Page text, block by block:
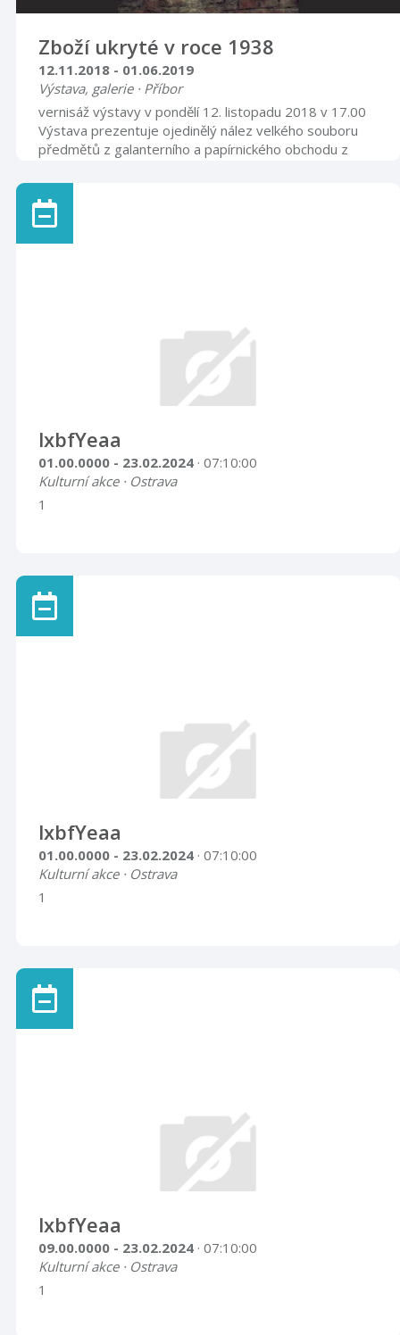
Zboží ukryté v roce 1938
12.11.2018 - 01.06.2019
Výstava, galerie · Příbor
vernisáž výstavy v pondělí 12. listopadu 2018 v 17.00
Výstava prezentuje ojedinělý nález velkého souboru
předmětů z galanterního a papírnického obchodu z
sklepě domu č. 16 v Příboře. Majitelé obchodu se
snažili tímto způsobem uchránit svůj majetek před
nacisty, následně po osvobození pak před
znárodněním. V roce 2014 se tyto předměty dostaly
lxbfYeaa
01.00.0000 - 23.02.2024 · 07:10:00
Kulturní akce · Ostrava
1
lxbfYeaa
01.00.0000 - 23.02.2024 · 07:10:00
Kulturní akce · Ostrava
1
lxbfYeaa
09.00.0000 - 23.02.2024 · 07:10:00
Kulturní akce · Ostrava
1